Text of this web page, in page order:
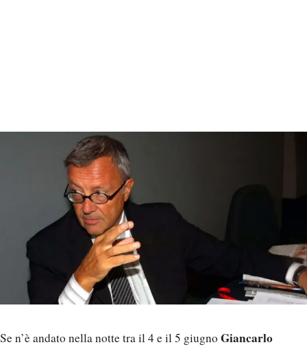
Se n’è andato nella notte tra il 4 e il 5 giugno Giancarlo